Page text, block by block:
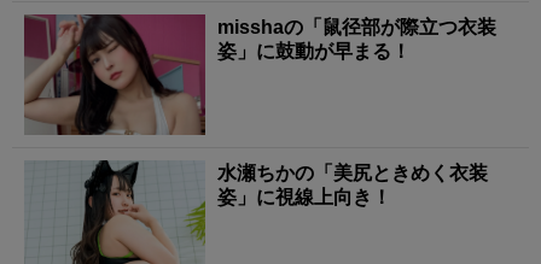
misshaの「鼠径部が際立つ衣装
姿」に鼓動が早まる！
水瀬ちかの「美尻ときめく衣装
姿」に視線上向き！